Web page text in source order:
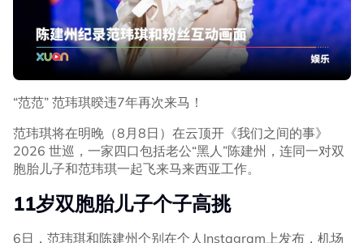
“范范” 范玮琪暌违7年再次来马！
范玮琪将在明晚（8月8日）在云顶开《我们之间的事》
2026 世巡，一家四口包括老公“黑人”陈建州，连同一对双
胞胎儿子和范玮琪一起飞来马来西亚工作。
11岁双胞胎儿子个子高挑
6日，范玮琪和陈建州个别在个人Instagram上发布，机场